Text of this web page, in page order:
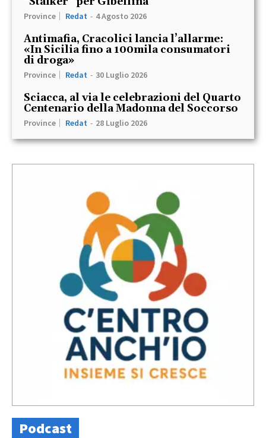
Province Redat - 4 Agosto 2026
Antimafia, Cracolici lancia l’allarme:
«In Sicilia fino a 100mila consumatori
di droga»
Province Redat - 30 Luglio 2026
Sciacca, al via le celebrazioni del Quarto
Centenario della Madonna del Soccorso
Province Redat - 28 Luglio 2026
Podcast